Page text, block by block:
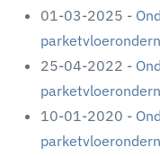
01-03-2025 -
25-04-2022 -
10-01-2020 -